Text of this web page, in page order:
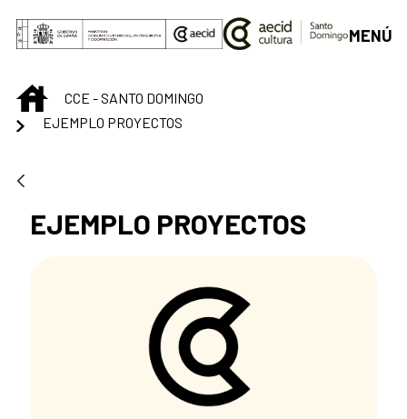
Saltar al contenido principal
MENÚ
INICIOCCE - SANTO DOMINGO
EJEMPLO PROYECTOS
EJEMPLO PROYECTOS